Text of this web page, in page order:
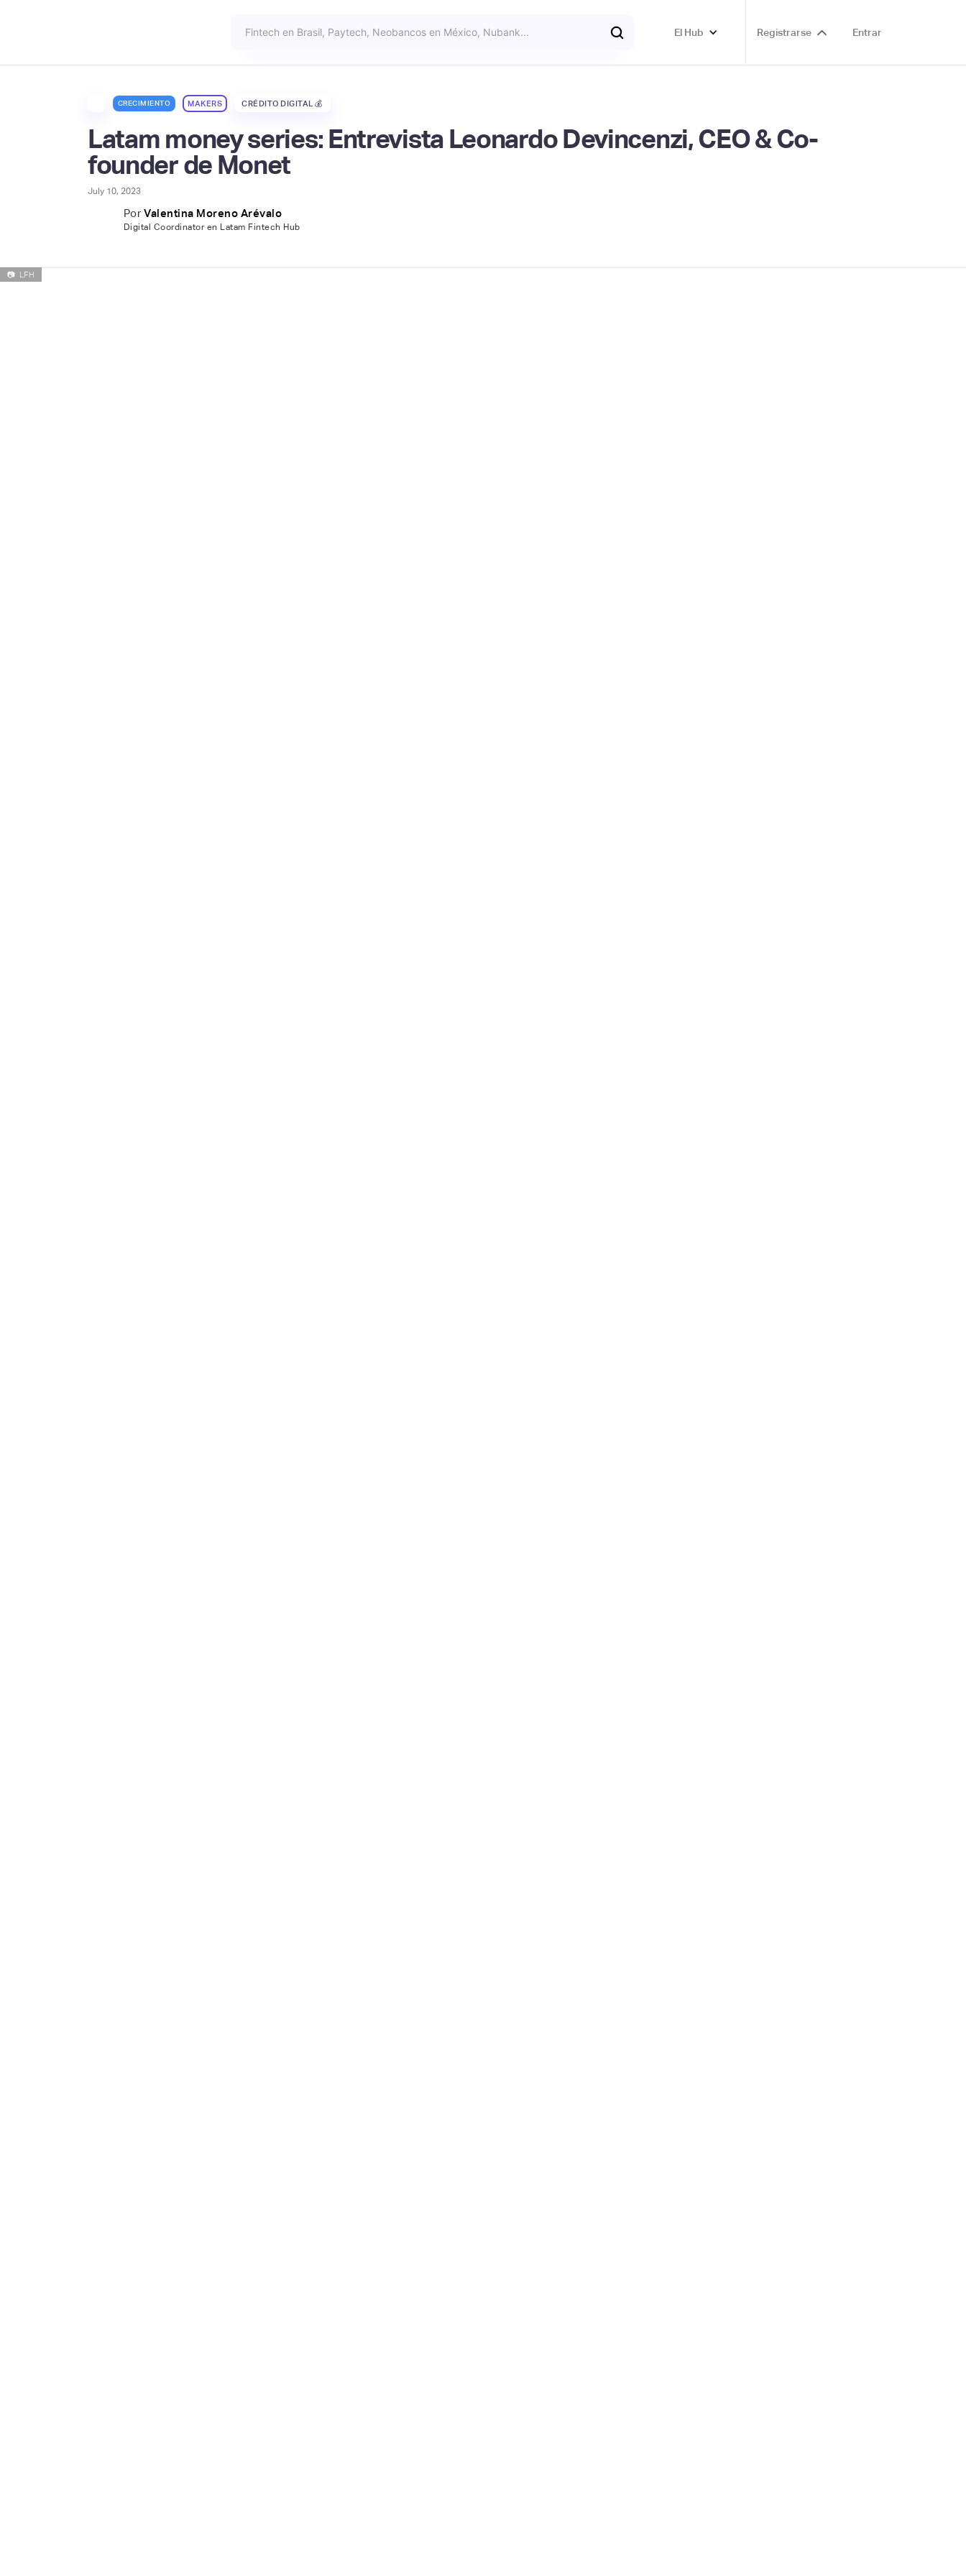
El Hub Registrarse Entrar
CRECIMIENTO MAKERS CRÉDITO DIGITAL 💰
Latam money series: Entrevista Leonardo Devincenzi, CEO & Co-
founder de Monet
July 10, 2023
Por Valentina Moreno Arévalo
Digital Coordinator en Latam Fintech Hub
📷 LFH